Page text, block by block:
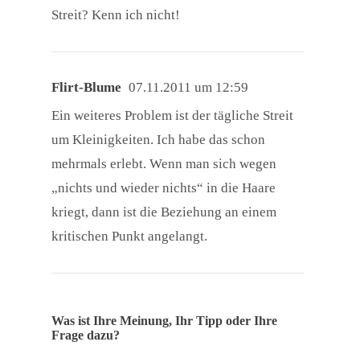
Streit? Kenn ich nicht!
Flirt-Blume 07.11.2011 um 12:59
Ein weiteres Problem ist der tägliche Streit
um Kleinigkeiten. Ich habe das schon
mehrmals erlebt. Wenn man sich wegen
„nichts und wieder nichts“ in die Haare
kriegt, dann ist die Beziehung an einem
kritischen Punkt angelangt.
Was ist Ihre Meinung, Ihr Tipp oder Ihre
Frage dazu?